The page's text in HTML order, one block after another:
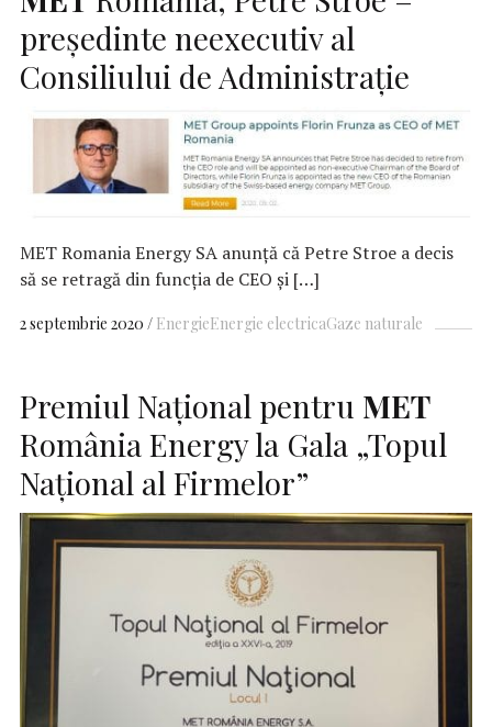
președinte neexecutiv al
Consiliului de Administrație
MET Romania Energy SA anunță că Petre Stroe a decis
să se retragă din funcția de CEO și […]
2 septembrie 2020 EnergieEnergie electricaGaze naturale
Premiul Național pentru MET
România Energy la Gala „Topul
Național al Firmelor”